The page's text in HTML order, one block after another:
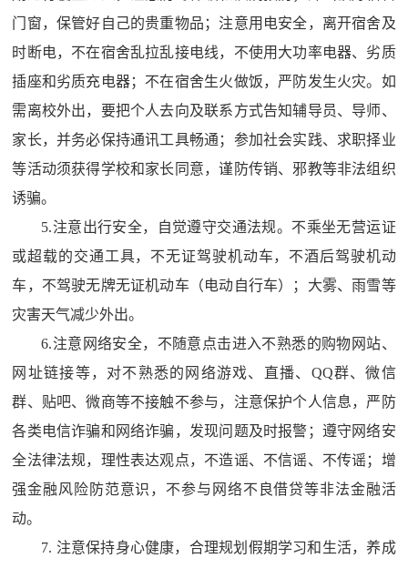
门窗，保管好自己的贵重物品；注意用电安全，离开宿舍及
时断电，不在宿舍乱拉乱接电线，不使用大功率电器、劣质
插座和劣质充电器；不在宿舍生火做饭，严防发生火灾。如
需离校外出，要把个人去向及联系方式告知辅导员、导师、
家长，并务必保持通讯工具畅通；参加社会实践、求职择业
等活动须获得学校和家长同意，谨防传销、邪教等非法组织
诱骗。
5.注意出行安全，自觉遵守交通法规。不乘坐无营运证
或超载的交通工具，不无证驾驶机动车，不酒后驾驶机动
车，不驾驶无牌无证机动车（电动自行车）；大雾、雨雪等
灾害天气减少外出。
6.注意网络安全，不随意点击进入不熟悉的购物网站、
网址链接等，对不熟悉的网络游戏、直播、 QQ群、微信
群、贴吧、微商等不接触不参与，注意保护个人信息，严防
各类电信诈骗和网络诈骗，发现问题及时报警；遵守网络安
全法律法规，理性表达观点，不造谣、不信谣、不传谣；增
强金融风险防范意识，不参与网络不良借贷等非法金融活
动。
7. 注意保持身心健康，合理规划假期学习和生活，养成